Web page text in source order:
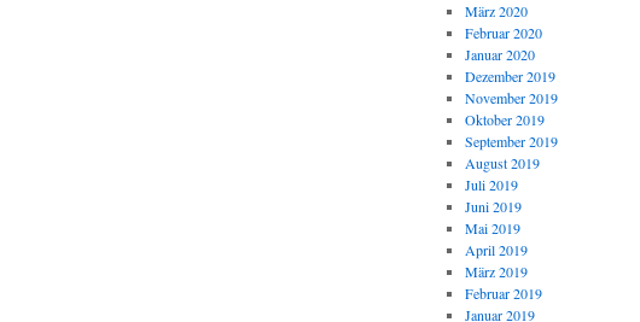
März 2020
Februar 2020
Januar 2020
Dezember 2019
November 2019
Oktober 2019
September 2019
August 2019
Juli 2019
Juni 2019
Mai 2019
April 2019
März 2019
Februar 2019
Januar 2019